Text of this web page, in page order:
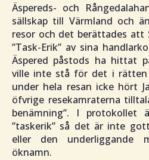
Äspereds- och
sällskap till Värmland och
resor och det berättades att
”Task-Erik” av sina
Äspered påstods ha hittat
ville inte stå för det i rätten
under hela resan icke hört
öfvrige resekamraterna
benämning”. I protokollet
”taskerik” så det är inte
eller den underliggande
öknamn.